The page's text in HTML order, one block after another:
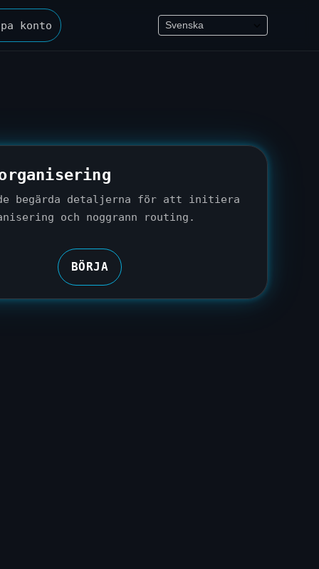
konto
begärda detaljerna för att initiera
och noggrann routing.
BÖRJA